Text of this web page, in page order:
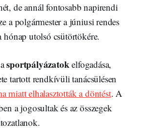
de annál fontosabb napirendi
a polgármester a júniusi rendes
hónap utolsó csütörtökére.
sportpályázatokelfogadása,
tartott rendkívüli tanácsülésen
miatt elhalasztották a döntést. A
a jogosultak és az összegek